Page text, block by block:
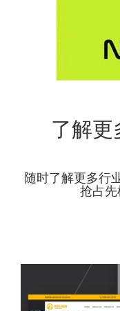
了解更
随时了解更多行
抢占先